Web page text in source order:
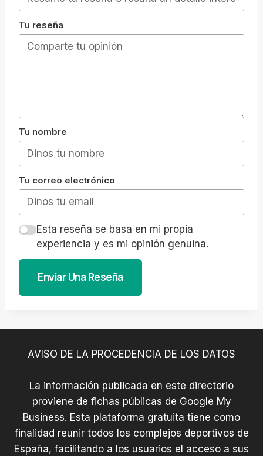
Tu reseña
Tu nombre
Tu correo electrónico
Esta reseña se basa en mi propia
experiencia y es mi opinión genuina.
Enviar Una Reseña
AVISO DE LA PROCEDENCIA DE LOS DATOS
La información publicada en este directorio
proviene de fichas públicas de Google My
Business. Esta plataforma gratuita tiene como
finalidad reunir todos los complejos deportivos de
España, facilitando a los usuarios el acceso a sus